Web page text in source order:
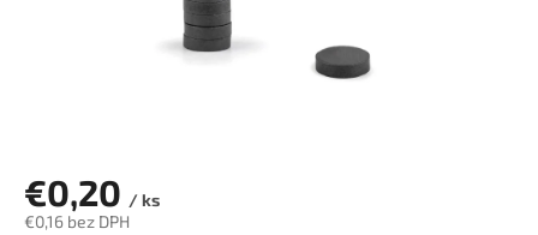
€0,20 / ks
€0,16 bez DPH